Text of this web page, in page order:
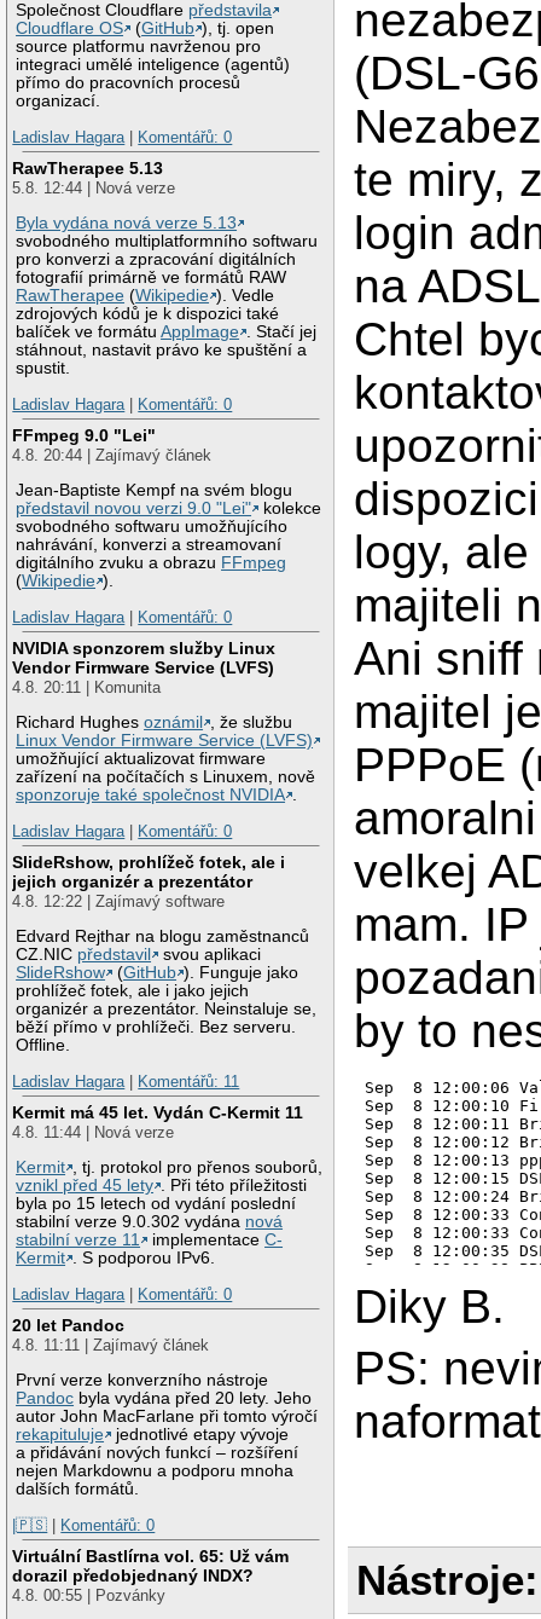
Společnost Cloudflare představila
Cloudflare OS
(GitHub ), tj. open
source platformu navrženou pro
integraci umělé inteligence (agentů)
přímo do pracovních procesů
organizací.
Ladislav Hagara
Komentářů: 0
RawTherapee 5.13
5.8. 12:44 | Nová verze
Byla vydána nová verze 5.13
svobodného multiplatformního softwaru
pro konverzi a zpracování digitálních
fotografií primárně ve formátů RAW
RawTherapee (Wikipedie ). Vedle
zdrojových kódů je k dispozici také
balíček ve formátuAppImage . Stačí jej
stáhnout, nastavit právo ke spuštění a
spustit.
Ladislav Hagara
Komentářů: 0
FFmpeg 9.0 "Lei"
4.8. 20:44 | Zajímavý článek
Jean-Baptiste Kempf na svém blogu
představil novou verzi 9.0 "Lei"
kolekce
svobodného softwaru umožňujícího
nahrávání, konverzi a streamovaní
digitálního zvuku a obrazu FFmpeg
(Wikipedie ).
Ladislav Hagara | Komentářů: 0
NVIDIA sponzorem služby Linux
Vendor Firmware Service (LVFS)
4.8. 20:11 | Komunita
Richard Hughesoznámil
, že službu
Linux Vendor Firmware Service (LVFS)
umožňující aktualizovat firmware
zařízení na počítačích s Linuxem, nově
sponzoruje také společnost NVIDIA .
Ladislav Hagara | Komentářů: 0
SlideRshow, prohlížeč fotek, ale i
jejich organizér a prezentátor
4.8. 12:22 | Zajímavý software
Edvard Rejthar na blogu zaměstnanců
CZ.NIC představil
svou aplikaci
SlideRshow
(GitHub ). Funguje jako
prohlížeč fotek, ale i jako jejich
organizér a prezentátor. Neinstaluje se,
běží přímo v prohlížeči. Bez serveru.
Offline.
Ladislav Hagara | Komentářů: 11
Kermit má 45 let. Vydán C-Kermit 11
4.8. 11:44 | Nová verze
Kermit
, tj. protokol pro přenos souborů,
vznikl před 45 lety
. Při této příležitosti
byla po 15 letech od vydání poslední
stabilní verze 9.0.302 vydána nová
stabilní verze 11
implementaceC-
Kermit
. S podporou IPv6.
Ladislav Hagara | Komentářů: 0
20 let Pandoc
4.8. 11:11 | Zajímavý článek
První verze konverzního nástroje
Pandoc byla vydána před 20 lety. Jeho
autor John MacFarlane při tomto výročí
rekapituluje
jednotlivé etapy vývoje
a přidávání nových funkcí – rozšíření
nejen Markdownu a podporu mnoha
dalších formátů.
|🇵🇸 | Komentářů: 0
Virtuální Bastlírna vol. 65: Už vám
dorazil předobjednaný INDX?
4.8. 00:55 | Pozvánky
(DSL-
te miry,
login
na
Chtel
logy,
majiteli
Ani sniff
majitel
PPPoE
velkej
mam.
by to
Sep  8 12:00:06
Sep  8 12:00:10
Sep  8 12:00:11
Sep  8 12:00:12
Sep  8 12:00:13
Sep  8 12:00:15
Sep  8 12:00:24
Sep  8 12:00:33
Sep  8 12:00:33
Sep  8 12:00:35
Sep  8 12:00:38
Sep  8 12:00:38
Sep  8 12:00:38
Sep  8 12:00:38
Sep  8 12:00:38
Sep  8 12:00:38
Diky B.
PS:
Nástroje: